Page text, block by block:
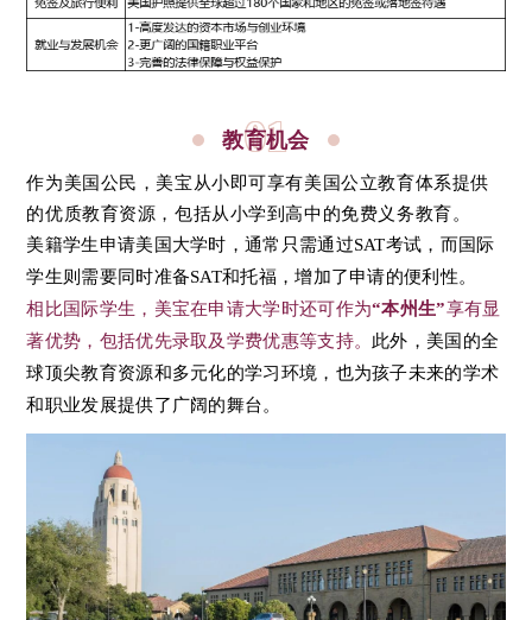
01
教育机会
作为美国公民，美宝从小即可享有美国公立教育体系提供
的优质教育资源，包括从小学到高中的免费义务教育。
美籍学生申请美国大学时，通常只需通过SAT考试，而国际
学生则需要同时准备SAT和托福，增加了申请的便利性。
相比国际学生，美宝在申请大学时还可作为“本州生”享有显
著优势，包括优先录取及学费优惠等支持。 此外，美国的全
球顶尖教育资源和多元化的学习环境，也为孩子未来的学术
和职业发展提供了广阔的舞台。